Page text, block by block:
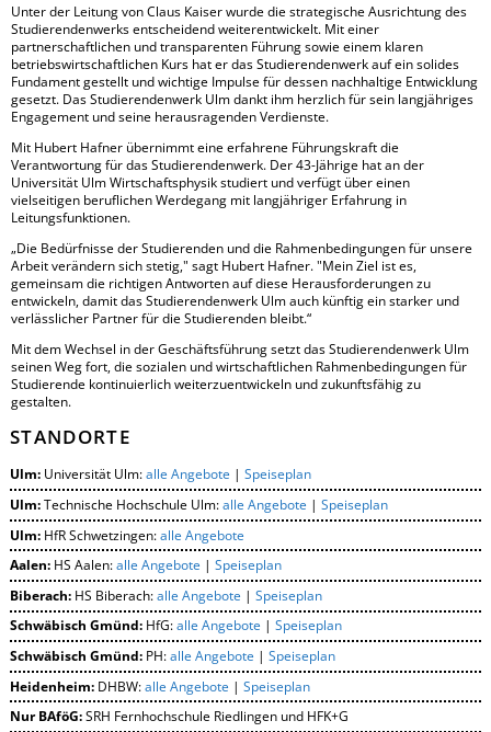
Unter der Leitung von Claus Kaiser wurde die strategische Ausrichtung des
Studierendenwerks entscheidend weiterentwickelt. Mit einer
partnerschaftlichen und transparenten Führung sowie einem klaren
betriebswirtschaftlichen Kurs hat er das Studierendenwerk auf ein solides
Fundament gestellt und wichtige Impulse für dessen nachhaltige Entwicklung
gesetzt. Das Studierendenwerk Ulm dankt ihm herzlich für sein langjähriges
Engagement und seine herausragenden Verdienste.
Mit Hubert Hafner übernimmt eine erfahrene Führungskraft die
Verantwortung für das Studierendenwerk. Der 43-Jährige hat an der
Universität Ulm Wirtschaftsphysik studiert und verfügt über einen
vielseitigen beruflichen Werdegang mit langjähriger Erfahrung in
Leitungsfunktionen.
„Die Bedürfnisse der Studierenden und die Rahmenbedingungen für unsere
Arbeit verändern sich stetig," sagt Hubert Hafner. "Mein Ziel ist es,
gemeinsam die richtigen Antworten auf diese Herausforderungen zu
entwickeln, damit das Studierendenwerk Ulm auch künftig ein starker und
verlässlicher Partner für die Studierenden bleibt.“
Mit dem Wechsel in der Geschäftsführung setzt das Studierendenwerk Ulm
seinen Weg fort, die sozialen und wirtschaftlichen Rahmenbedingungen für
Studierende kontinuierlich weiterzuentwickeln und zukunftsfähig zu
gestalten.
STANDORTE
Ulm:Universität Ulm:alle Angebote | Speiseplan
Ulm:Technische Hochschule Ulm:alle Angebote | Speiseplan
Ulm:HfR Schwetzingen:alle Angebote
Aalen:HS Aalen:alle Angebote | Speiseplan
Biberach:HS Biberach:alle Angebote | Speiseplan
Schwäbisch Gmünd:HfG:alle Angebote | Speiseplan
Schwäbisch Gmünd:PH:alle Angebote | Speiseplan
Heidenheim:DHBW:alle Angebote | Speiseplan
Nur BAföG:SRH Fernhochschule Riedlingen und HFK+G